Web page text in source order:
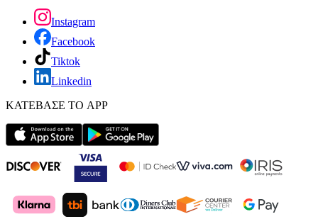
Instagram
Facebook
Tiktok
Linkedin
ΚΑΤΕΒΑΣΕ ΤΟ APP